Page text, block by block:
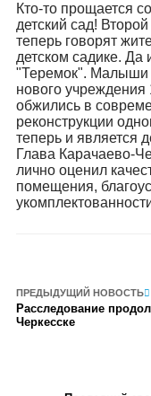
Кто-то прощается
детский сад!
теперь говорят
детском садике. Да
"Теремок". Малыши
нового
обжились в
реконструкции
теперь и является
Глава Карачаево-
лично оценил
помещения,
ПРЕДЫДУЩИЙ НОВОСТЬ
Расследование
Черкесске